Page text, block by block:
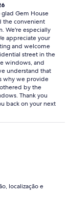
glad Gem House
the convenient
We're especially
appreciate your
and welcome
street in the
windows, and
understand that
why we provide
by the
Thank you
back on your next
localização e